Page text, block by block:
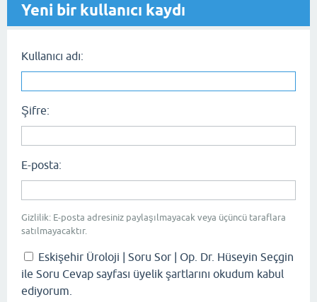
Yeni bir kullanıcı kaydı
Kullanıcı adı:
Şifre:
E-posta:
Gizlilik: E-posta adresiniz paylaşılmayacak veya üçüncü taraflara
satılmayacaktır.
Eskişehir Üroloji | Soru Sor | Op. Dr. Hüseyin Seçgin
ile Soru Cevap sayfası üyelik şartlarını okudum kabul
ediyorum.